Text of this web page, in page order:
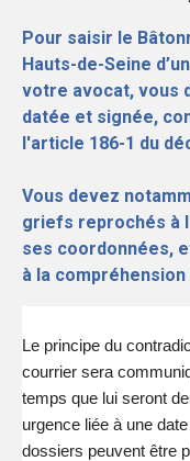
Pour saisir le
Hauts-de-Seine
votre avocat, vous
datée et signée,
l'article 186-1 du
Vous devez
griefs reprochés à
ses coordonnées,
à la
Le principe du
courrier sera
temps que lui seront
urgence liée à une
dossiers peuvent être